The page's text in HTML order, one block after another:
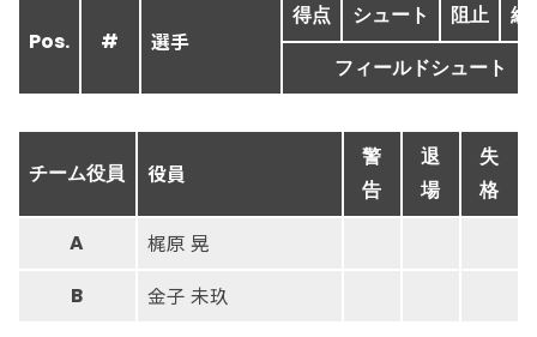
Pos. # 選手
得点 シュート 阻止 総
フィールドシュート
チーム役員 役員
警
告
退
場
失
格
A 梶原 晃
B 金子 未玖